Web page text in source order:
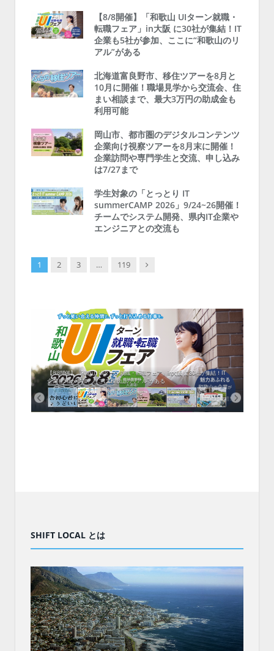
【8/8開催】「和歌山 UIターン就職・
転職フェア」in大阪 に30社が集結！IT
企業も5社が参加、ここに“和歌山のリ
アル”がある
北海道富良野市、移住ツアーを8月と
10月に開催！職場見学から交流会、住
まい相談まで、最大3万円の助成金も
利用可能
岡山市、都市圏のデジタルコンテンツ
企業向け視察ツアーを8月末に開催！
企業訪問や専門学生と交流、申し込み
は7/27まで
学生対象の「とっとり IT
summerCAMP 2026」9/24~26開催！
チームでシステム開発、県内IT企業や
エンジニアとの交流も
1 2 3 … 119 Next
【8/8開催】「和歌山 UIターン就職・転職フェア」in大阪 に30社が集結！IT
企業も5社が参加、ここに“和歌山のリアル”がある
SHIFT LOCAL とは